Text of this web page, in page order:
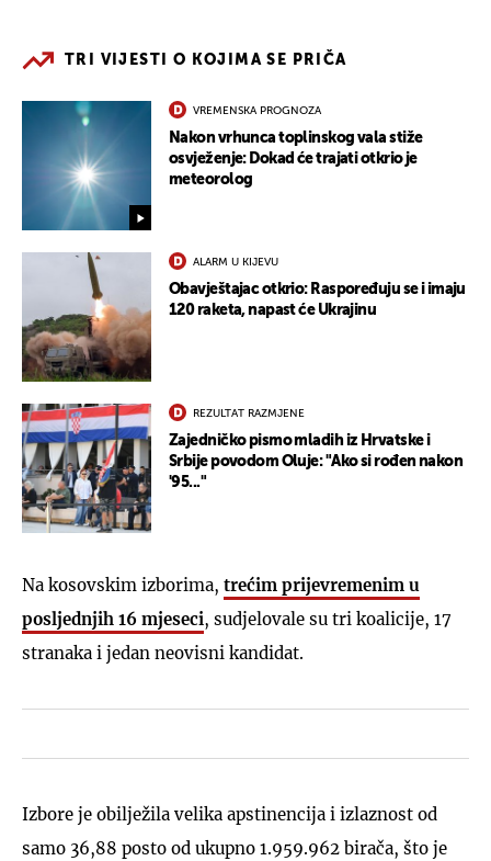
TRI VIJESTI O KOJIMA SE PRIČA
VREMENSKA PROGNOZA
Nakon vrhunca toplinskog vala stiže
osvježenje: Dokad će trajati otkrio je
meteorolog
ALARM U KIJEVU
Obavještajac otkrio: Raspoređuju se i imaju
120 raketa, napast će Ukrajinu
REZULTAT RAZMJENE
Zajedničko pismo mladih iz Hrvatske i
Srbije povodom Oluje: "Ako si rođen nakon
'95..."
Na kosovskim izborima, trećim prijevremenim u
posljednjih 16 mjeseci, sudjelovale su tri koalicije, 17
stranaka i jedan neovisni kandidat.
Izbore je obilježila velika apstinencija i izlaznost od
samo 36,88 posto od ukupno 1.959.962 birača, što je